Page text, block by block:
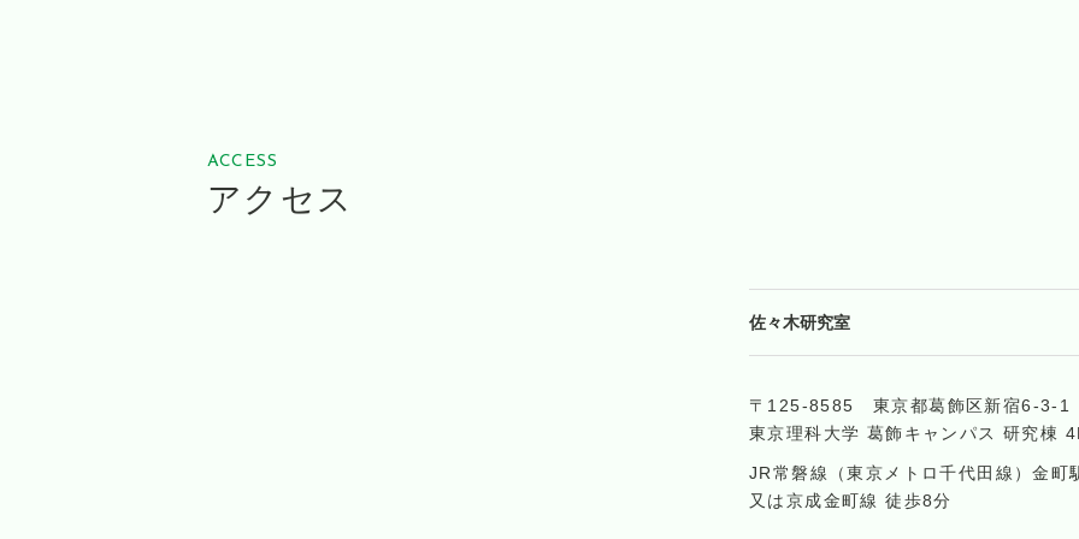
ACCESS
アクセス
佐々木研究室
〒125-8585 東京都葛飾区新宿6-3-1
東京理科大学 葛飾キャンパス 研究棟
JR常磐線（東京メトロ千代田線）金町
又は京成金町線 徒歩8分